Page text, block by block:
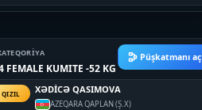
FEMALE KUMITE -52 KG
Püşkatmanı aç
QIZIL XƏDİCƏ QASIMOVA
AZEQARA QAPLAN (Ş.X)